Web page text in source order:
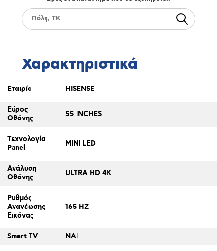
Χαρακτηριστικά
Εταιρία HISENSE
Εύρος
Οθόνης
55 INCHES
Τεχνολογία
Panel
MINI LED
Ανάλυση
Οθόνης
ULTRA HD 4K
Ρυθμός
Ανανέωσης
Εικόνας
165 HZ
Smart TV ΝΑΙ